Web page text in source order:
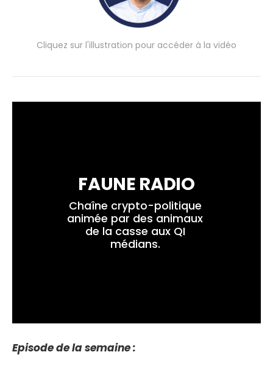
Cliquez sur l'illustration pour accéder à la vidéo
FAUNE RADIO
Chaîne crypto-politique
animée par des animaux
de la casse aux QI
médians.
Episode de la semaine :